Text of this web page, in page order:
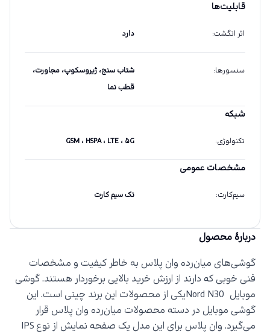
قابلیت‌ها
اثر انگشت: دارد
سنسورها:
شتاب سنج، ژیروسکوپ، مجاورت،
قطب نما
شبکه
تکنولوژی: GSM ، HSPA ، LTE ، ۵G
مشخصات عمومی
سیم‌کارت: تک سیم کارت
دربارهٔ محصول
گوشی‌های میان‌رده وان پلاس به خاطر کیفیت و مشخصات
فنی خوبی که دارند از ارزش خرید بالایی برخوردار هستند. گوشی
موبایل Nord N30یکی از محصولات این برند چینی است. این
گوشی موبایل در دسته محصولات میان‌رده وان پلاس قرار
می‌گیرد. وان پلاس برای این مدل یک صفحه نمایش از نوع IPS